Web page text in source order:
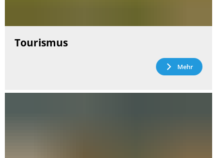
Tourismus
Mehr